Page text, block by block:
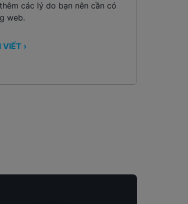
các lý do bạn nên cần có
web.
›